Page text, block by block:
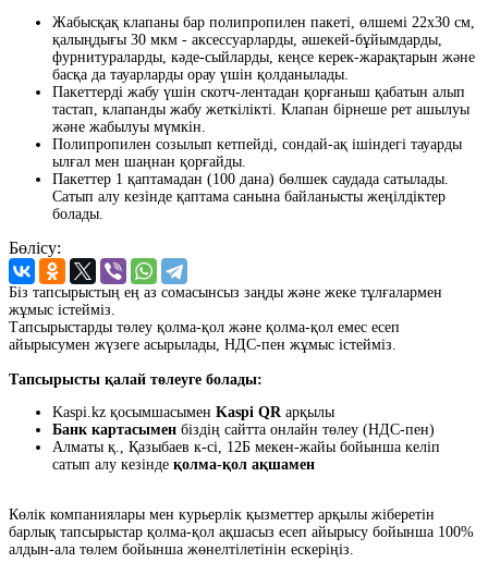
Жабысқақ клапаны бар полипропилен пакеті, өлшемі 22x30 см,
қалыңдығы 30 мкм - аксессуарларды, әшекей-бұйымдарды,
фурнитураларды, кәде-сыйларды, кеңсе керек-жарақтарын және
басқа да тауарларды орау үшін қолданылады.
Пакеттерді жабу үшін скотч-лентадан қорғаныш қабатын алып
тастап, клапанды жабу жеткілікті. Клапан бірнеше рет ашылуы
және жабылуы мүмкін.
Полипропилен созылып кетпейді, сондай-ақ ішіндегі тауарды
ылғал мен шаңнан қорғайды.
Пакеттер 1 қаптамадан (100 дана) бөлшек саудада сатылады.
Сатып алу кезінде қаптама санына байланысты жеңілдіктер
болады.
Бөлісу:
Біз тапсырыстың ең аз сомасынсыз заңды және жеке тұлғалармен
жұмыс істейміз.
Тапсырыстарды төлеу қолма-қол және қолма-қол емес есеп
айырысумен жүзеге асырылады, НДС-пен жұмыс істейміз.
Тапсырысты қалай төлеуге болады:
Kaspi.kz қосымшасымен Kaspi QRарқылы
Банк картасымен біздің сайтта онлайн төлеу (НДС-пен)
Алматы қ., Қазыбаев к-сі, 12Б мекен-жайы бойынша келіп
сатып алу кезінде қолма-қол ақшамен
Көлік компаниялары мен курьерлік қызметтер арқылы жіберетін
барлық тапсырыстар қолма-қол ақшасыз есеп айырысу бойынша 100%
алдын-ала төлем бойынша жөнелтілетінін ескеріңіз.